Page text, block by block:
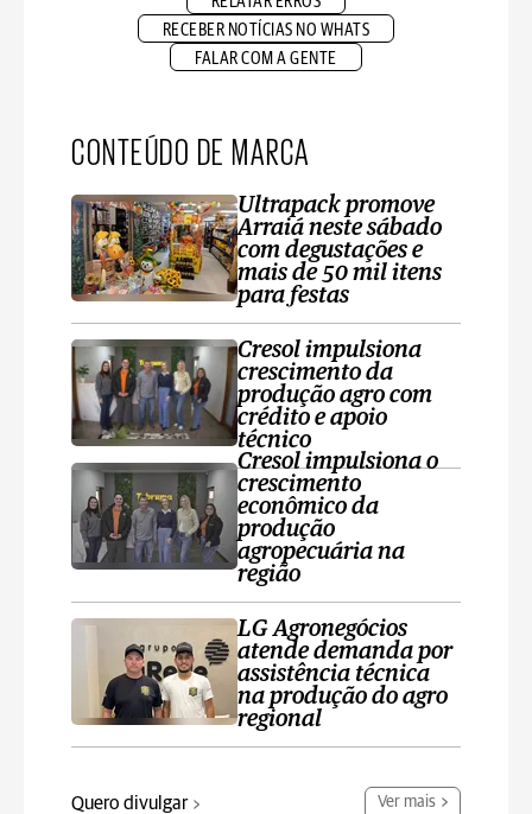
RECEBER NOTÍCIAS NO WHATS
FALAR COM A GENTE
CONTEÚDO DE MARCA
Ultrapack promove
Arraiá neste sábado
com degustações e
mais de 50 mil itens
para festas
Cresol impulsiona
crescimento da
produção agro com
crédito e apoio
técnico
Cresol impulsiona o
crescimento
econômico da
produção
agropecuária na
região
LG Agronegócios
atende demanda por
assistência técnica
na produção do agro
regional
Quero divulgar Ver mais